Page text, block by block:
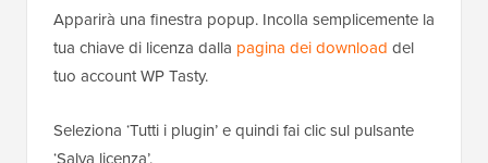
Apparirà una finestra popup. Incolla semplicemente la
tua chiave di licenza dalla pagina dei download del
tuo account WP Tasty.
Seleziona ‘Tutti i plugin’ e quindi fai clic sul pulsante